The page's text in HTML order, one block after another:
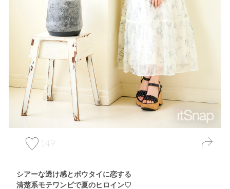
149
シアーな透け感とボウタイに恋する
清楚系モテワンピで夏のヒロイン♡